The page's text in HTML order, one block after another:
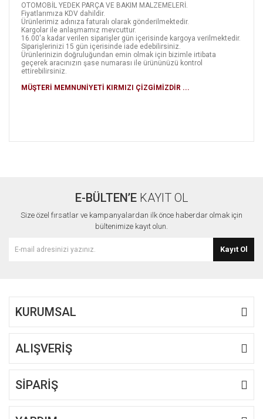
OTOMOBİL YEDEK PARÇA VE BAKIM MALZEMELERİ.
Fiyatlarımıza KDV dahildir.
Ürünlerimiz adınıza faturalı olarak gönderilmektedir.
Kargolar ile anlaşmamız mevcuttur.
16.00'a kadar verilen siparişler gün içerisinde kargoya verilmektedir.
Siparişlerinizi 15 gün içerisinde iade edebilirsiniz.
Ürünlerinizin doğruluğundan emin olmak için bizimle irtibata
geçerek aracınızın şase numarası ile ürününüzü kontrol
ettirebilirsiniz.
MÜŞTERİ MEMNUNİYETİ KIRMIZI ÇİZGİMİZDİR ...
Yorum Yaz
Bu ürünün fiyat bilgisi, resim, ürün açıklamalarında ve diğer
Ürün açıklamasında eksik bilgiler bulunuyor.
Ürün fiyatı diğer sitelerden daha pahalı.
E-BÜLTEN’EKAYIT OL
Size özel fırsatlar ve kampanyalardan ilk önce haberdar olmak için
bültenimize kayıt olun.
Kayıt Ol
KURUMSAL
ALIŞVERİŞ
SİPARİŞ